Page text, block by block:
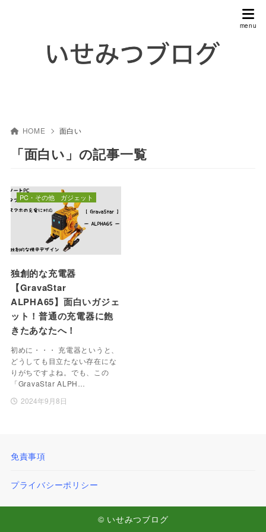
HOME 面白い
「面白い」の記事一覧
独創的な充電器
【GravaStar
ALPHA65】面白いガジェ
ット！普通の充電器に飽
きたあなたへ！
初めに・・・ 充電器というと、
どうしても目立たない存在にな
りがちですよね。でも、この
「GravaStar ALPH…
2024年9月8日
PC・その他 ガジェット
免責事項
プライバシーポリシー
© いせみつブログ